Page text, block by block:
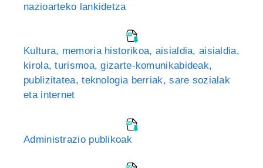
nazioarteko lankidetza
Kultura, memoria historikoa, aisialdia, aisialdia,
kirola, turismoa, gizarte-komunikabideak,
publizitatea, teknologia berriak, sare sozialak
eta internet
Administrazio publikoak